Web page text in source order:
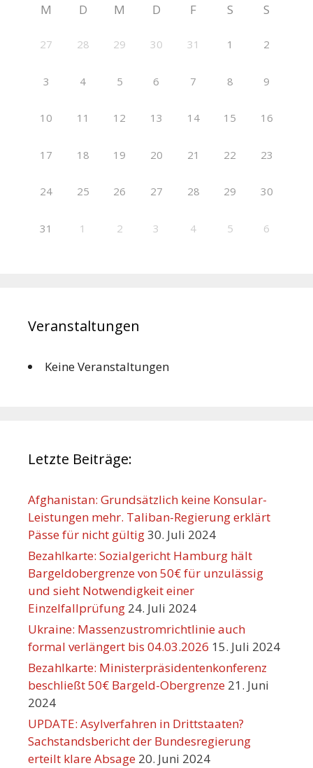
M D M D F S S
27 28 29 30 31 1 2
3 4 5 6 7 8 9
10 11 12 13 14 15 16
17 18 19 20 21 22 23
24 25 26 27 28 29 30
31 1 2 3 4 5 6
Veranstaltungen
Keine Veranstaltungen
Letzte Beiträge:
Afghanistan: Grundsätzlich keine Konsular-
Leistungen mehr. Taliban-Regierung erklärt
Pässe für nicht gültig30. Juli 2024
Bezahlkarte: Sozialgericht Hamburg hält
Bargeldobergrenze von 50€ für unzulässig
und sieht Notwendigkeit einer
Einzelfallprüfung 24. Juli 2024
Ukraine: Massenzustromrichtlinie auch
formal verlängert bis 04.03.2026 15. Juli 2024
Bezahlkarte: Ministerpräsidentenkonferenz
beschließt 50€ Bargeld-Obergrenze 21. Juni
2024
UPDATE: Asylverfahren in Drittstaaten?
Sachstandsbericht der Bundesregierung
erteilt klare Absage 20. Juni 2024